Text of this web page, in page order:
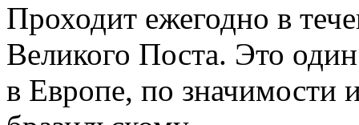
Проходит ежегодно в
Великого Поста. Это
в Европе, по значимости